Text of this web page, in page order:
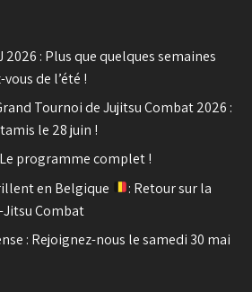
2026 : Plus que quelques semaines
de l’été !
Tournoi de Jujitsu Combat 2026 :
le 28 juin !
Le programme complet !
en Belgique
: Retour sur la
Jitsu Combat
: Rejoignez-nous le samedi 30 mai